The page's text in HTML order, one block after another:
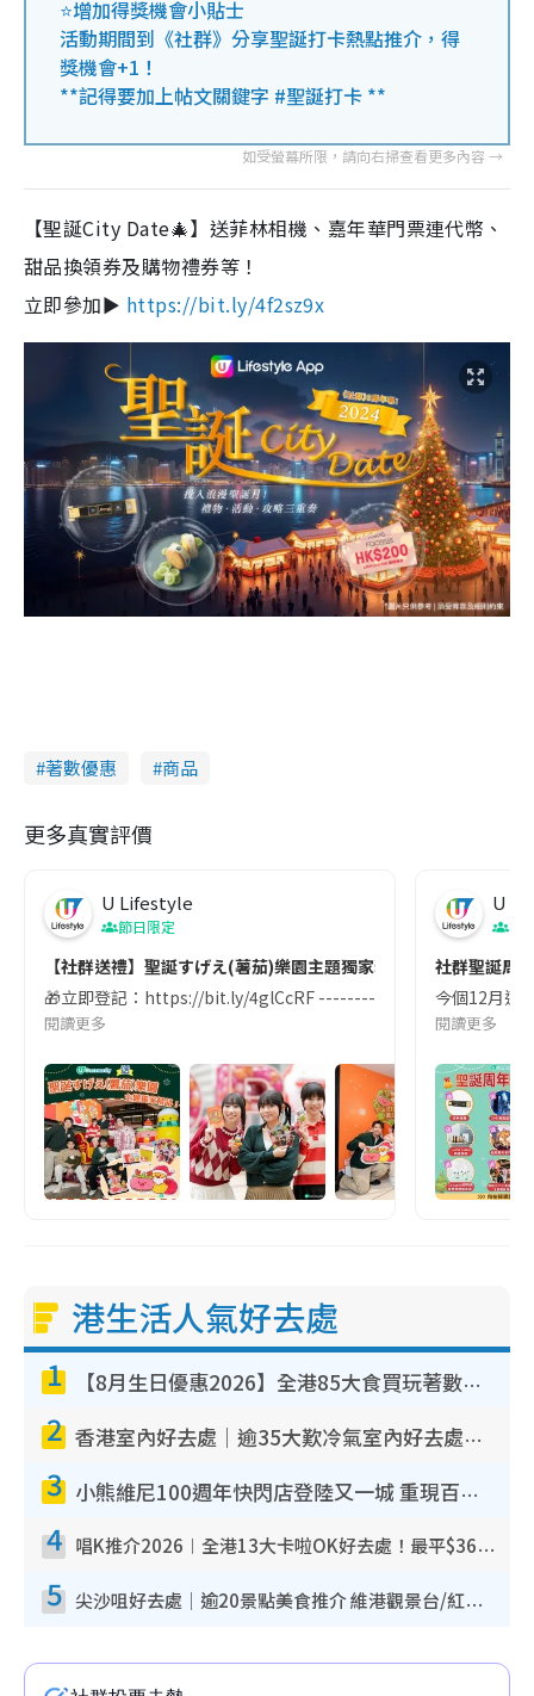
⭐增加得獎機會小貼士
活動期間到《社群》分享聖誕打卡熱點推介，得
獎機會+1！
**記得要加上帖文關鍵字 #聖誕打卡 **
【聖誕City Date🎄】送菲林相機、嘉年華門票連代幣、
甜品換領券及購物禮券等！
立即參加► https://bit.ly/4f2sz9x
著數優惠 商品
更多真實評價
U Lifestyle
節日限定
【社群送禮】聖誕すげえ(薯茄)樂園主題獨家精品🎄！
🎁立即登記：https://bit.ly/4glCcRF -------- 聖誕節當然要打卡影
閱讀更多
U
節
社群聖誕周
今個12月適
閱讀更多
港生活人氣好去處
1 【8月生日優惠2026】全港85大食買玩著數攻略 自助餐/火鍋放題同行免費＋誠品/DONKI送現金券
2 香港室內好去處｜逾35大歎冷氣室內好去處推介 室內活動免費避雨無懼落雨
3 小熊維尼100週年快閃店登陸又一城 重現百畝森林經典場景／獨家限定盲盒登場／專屬DIY香水
4 唱K推介2026︱全港13大卡啦OK好去處！最平$36起 日文K都有！(附地址+收費詳情)
5 尖沙咀好去處｜逾20景點美食推介 維港觀景台/紅磚古蹟/九龍公園/室內遊樂場